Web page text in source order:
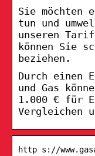
Sie möchten
tun und
unseren Tarif
können Sie
beziehen.
Durch einen
und Gas
1.000 € für
Vergleichen
http s://